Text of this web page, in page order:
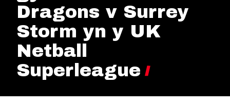
Dragons v Surrey
Storm yn y UK
Netball
Superleague